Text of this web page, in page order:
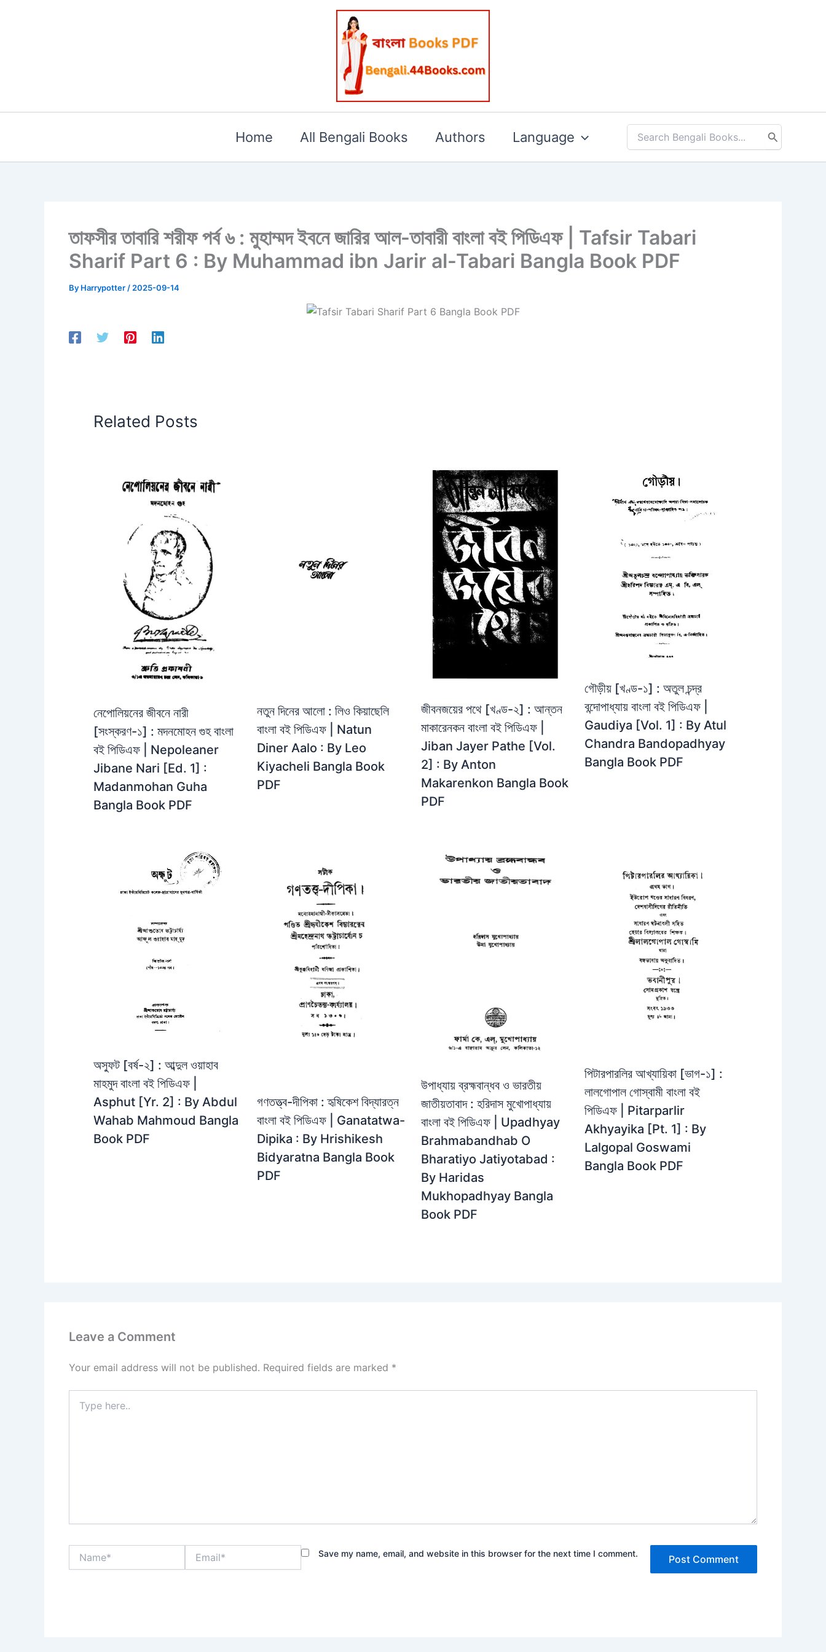
Home All Bengali Books Authors Language
Search
তাফসীর তাবারি শরীফ পর্ব ৬ : মুহাম্মদ ইবনে জারির আল-তাবারী বাংলা বই পিডিএফ | Tafsir Tabari
Sharif Part 6 : By Muhammad ibn Jarir al-Tabari Bangla Book PDF
By Harrypotter / 2025-09-14
Related Posts
নেপোলিয়নের জীবনে নারী
[সংস্করণ-১] : মদনমোহন গুহ বাংলা
বই পিডিএফ | Nepoleaner
Jibane Nari [Ed. 1] :
Madanmohan Guha
Bangla Book PDF
নতুন দিনের আলো : লিও কিয়াছেলি
বাংলা বই পিডিএফ | Natun
Diner Aalo : By Leo
Kiyacheli Bangla Book
PDF
জীবনজয়ের পথে [খণ্ড-২] : আন্তন
মাকারেনকন বাংলা বই পিডিএফ |
Jiban Jayer Pathe [Vol.
2] : By Anton
Makarenkon Bangla Book
PDF
গৌড়ীয় [খণ্ড-১] : অতুল চন্দ্র
বন্দোপাধ্যায় বাংলা বই পিডিএফ |
Gaudiya [Vol. 1] : By Atul
Chandra Bandopadhyay
Bangla Book PDF
অস্ফুট [বর্ষ-২] : আব্দুল ওয়াহাব
মাহমুদ বাংলা বই পিডিএফ |
Asphut [Yr. 2] : By Abdul
Wahab Mahmoud Bangla
Book PDF
গণতত্ত্ব-দীপিকা : হৃষিকেশ বিদ্যারত্ন
বাংলা বই পিডিএফ | Ganatatwa-
Dipika : By Hrishikesh
Bidyaratna Bangla Book
PDF
উপাধ্যায় ব্রহ্মবান্ধব ও ভারতীয়
জাতীয়তাবাদ : হরিদাস মুখোপাধ্যায়
বাংলা বই পিডিএফ | Upadhyay
Brahmabandhab O
Bharatiyo Jatiyotabad :
By Haridas
Mukhopadhyay Bangla
Book PDF
পিটারপারলির আখ্যায়িকা [ভাগ-১] :
লালগোপাল গোস্বামী বাংলা বই
পিডিএফ | Pitarparlir
Akhyayika [Pt. 1] : By
Lalgopal Goswami
Bangla Book PDF
Leave a Comment
Your email address will not be published. Required fields are marked *
here..
Save my name, email, and website in this browser for the next time I comment.